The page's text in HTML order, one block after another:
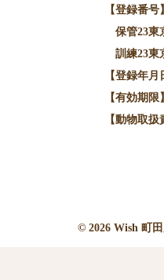
【登録番号】
保管23東
訓練23東
【登録年
【有効期限
【動物取
© 2026 Wish 町